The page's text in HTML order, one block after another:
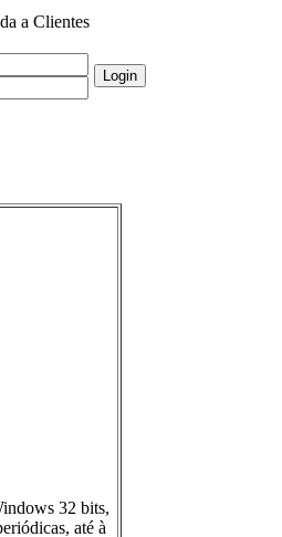
a Clientes
32 bits,
até à